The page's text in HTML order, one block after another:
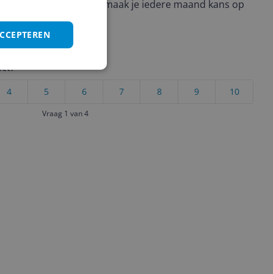
keuze te maken én maak je iedere maand kans op
10
9
8
7
6
5
4
Vraag 1 van 4